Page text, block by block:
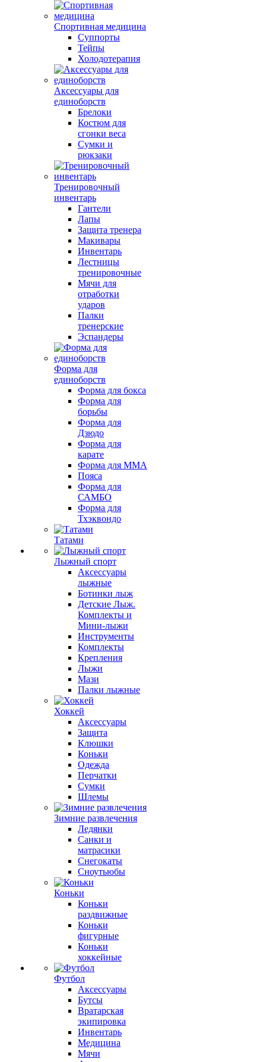
Спортивная медицина
Суппорты
Тейпы
Холодотерапия
Аксессуары для
единоборств
Брелоки
Костюм для
сгонки веса
Сумки и
рюкзаки
Тренировочный
инвентарь
Гантели
Лапы
Защита тренера
Макивары
Инвентарь
Лестницы
тренировочные
Мячи для
отработки
ударов
Палки
тренерские
Эспандеры
Форма для
единоборств
Форма для бокса
Форма для
борьбы
Форма для
Дзюдо
Форма для
карате
Форма для MMA
Пояса
Форма для
САМБО
Форма для
Тхэквондо
Татами
Лыжный спорт
Аксессуары
лыжные
Ботинки лыж
Детские Лыж.
Комплекты и
Мини-лыжи
Инструменты
Комплекты
Крепления
Лыжи
Мази
Палки лыжные
Хоккей
Аксессуары
Защита
Клюшки
Коньки
Одежда
Перчатки
Сумки
Шлемы
Зимние развлечения
Ледянки
Санки и
матрасики
Снегокаты
Сноутьюбы
Коньки
Коньки
раздвижные
Коньки
фигурные
Коньки
хоккейные
Футбол
Аксессуары
Бутсы
Вратарская
экипировка
Инвентарь
Медицина
Мячи